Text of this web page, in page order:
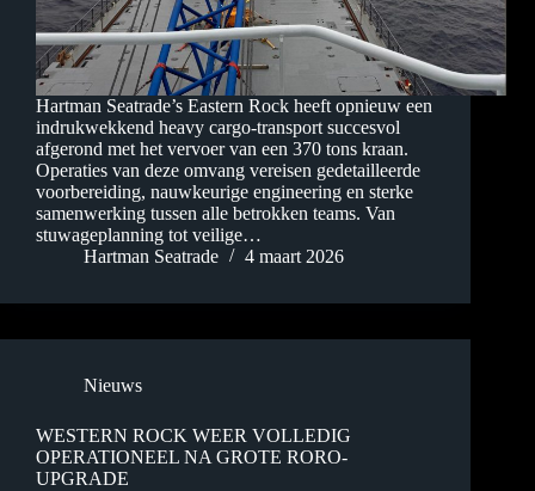
Hartman Seatrade’s Eastern Rock heeft opnieuw een
indrukwekkend heavy cargo-transport succesvol
afgerond met het vervoer van een 370 tons kraan.
Operaties van deze omvang vereisen gedetailleerde
voorbereiding, nauwkeurige engineering en sterke
samenwerking tussen alle betrokken teams. Van
stuwageplanning tot veilige…
Hartman Seatrade
4 maart 2026
Nieuws
WESTERN ROCK WEER VOLLEDIG
OPERATIONEEL NA GROTE RORO-
UPGRADE